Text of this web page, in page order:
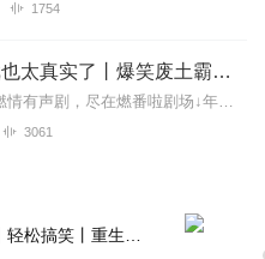
1754
【燃番啦】这游戏也太真实了丨爆笑废土霸榜神作丨紫襟剧社制作
>>更多好听不套路的燃情有声剧，尽在燃番啦剧场↓年度重磅推荐本专辑为VIP免费专辑每天上午10点5集更新，订阅可以听到最新内容哦！每周抽一个专辑五星优质评论送...
3061